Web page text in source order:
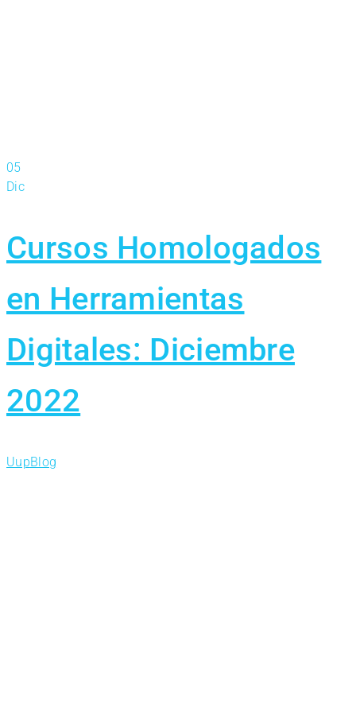
05
Dic
Cursos Homologados
en Herramientas
Digitales: Diciembre
2022
UupBlog